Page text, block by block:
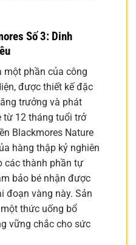
Số 3: Dinh
một phần của công
được thiết kế đặc
trưởng và phát
từ 12 tháng tuổi trở
Blackmores Nature
hàng thập kỷ nghiên
các thành phần tự
bảo bé nhận được
đoạn vàng này. Sản
thức uống bổ
vững chắc cho sức